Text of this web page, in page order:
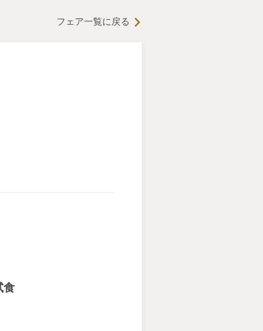
フェア一覧に戻る
食